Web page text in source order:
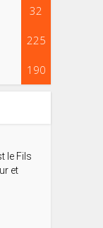
32
225
190
le Fils
et